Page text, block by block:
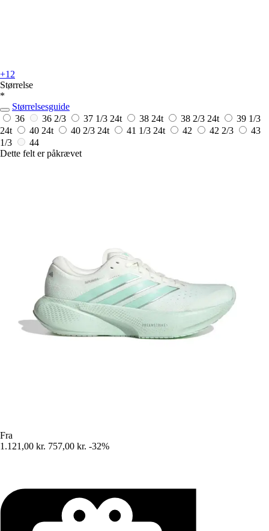
+12
Størrelse
*
Størrelsesguide
36
36 2/3 37 1/3 24t 38 24t 38 2/3 24t
39 1/3
24t
40 24t 40 2/3 24t 41 1/3 24t 42 42 2/3
43
1/3
44
Dette felt er påkrævet
Fra
1.121,00 kr. 757,00 kr. -32%